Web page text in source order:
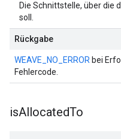
Die Schnittstelle, über die
soll.
Rückgabe
WEAVE_NO_ERROR bei
Fehlercode.
isAllocatedTo